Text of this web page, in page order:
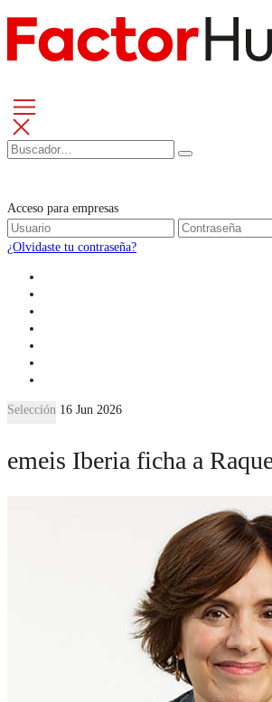
Acceso para empresas
¿Olvidaste tu contraseña?
Selección 16 Jun 2026
emeis Iberia ficha a